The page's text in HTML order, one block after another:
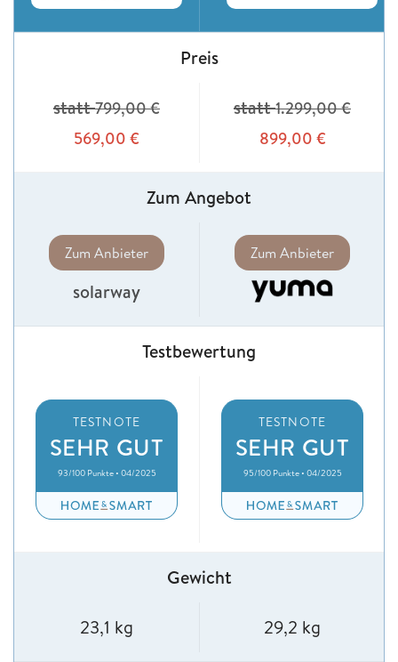
Preis
statt799,00€
569,00 €
statt1.299,00€
899,00 €
Zum Angebot
Zum Anbieter
solarway
Zum Anbieter
Testbewertung
TESTNOTE
SEHR GUT
93/100 Punkte • 04/2025
TESTNOTE
SEHR GUT
95/100 Punkte • 04/2025
Gewicht
23,1 kg 29,2 kg